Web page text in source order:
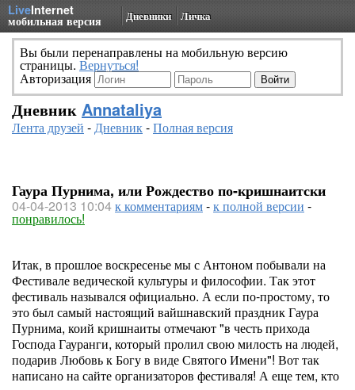
LiveInternet
мобильная версия Дневники Личка
Вы были перенаправлены на мобильную версию
страницы. Вернуться!
Авторизация
Дневник Annataliya
Лента друзей -Дневник-Полная версия
Гаура Пурнима, или Рождество по-кришнаитски
04-04-2013 10:04к комментариям-к полной версии -
понравилось!
Итак, в прошлое воскресенье мы с Антоном побывали на
Фестивале ведической культуры и философии. Так этот
фестиваль назывался официально. А если по-простому, то
это был самый настоящий вайшнавский праздник Гаура
Пурнима, коий кришнаиты отмечают "в честь прихода
Господа Гауранги, который пролил свою милость на людей,
подарив Любовь к Богу в виде Святого Имени"! Вот так
написано на сайте организаторов фестиваля! А еще тем, кто